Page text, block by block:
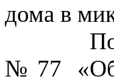
дома в
№77 «Об